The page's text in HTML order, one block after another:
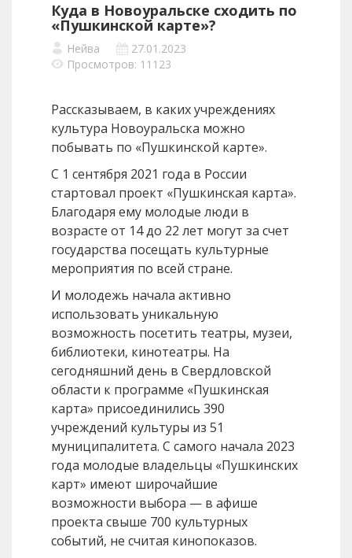
Куда в Новоуральске сходить по
«Пушкинской карте»?
Нейва
27.01.2023
Просмотров: 11123
Рассказываем, в каких учреждениях
культура Новоуральска можно
побывать по «Пушкинской карте».
С 1 сентября 2021 года в России
стартовал проект «Пушкинская карта».
Благодаря ему молодые люди в
возрасте от 14 до 22 лет могут за счет
государства посещать культурные
мероприятия по всей стране.
И молодежь начала активно
использовать уникальную
возможность посетить театры, музеи,
библиотеки, кинотеатры. На
сегодняшний день в Свердловской
области к программе «Пушкинская
карта» присоединились 390
учреждений культуры из 51
муниципалитета. С самого начала 2023
года молодые владельцы «Пушкинских
карт» имеют широчайшие
возможности выбора — в афише
проекта свыше 700 культурных
событий, не считая кинопоказов.